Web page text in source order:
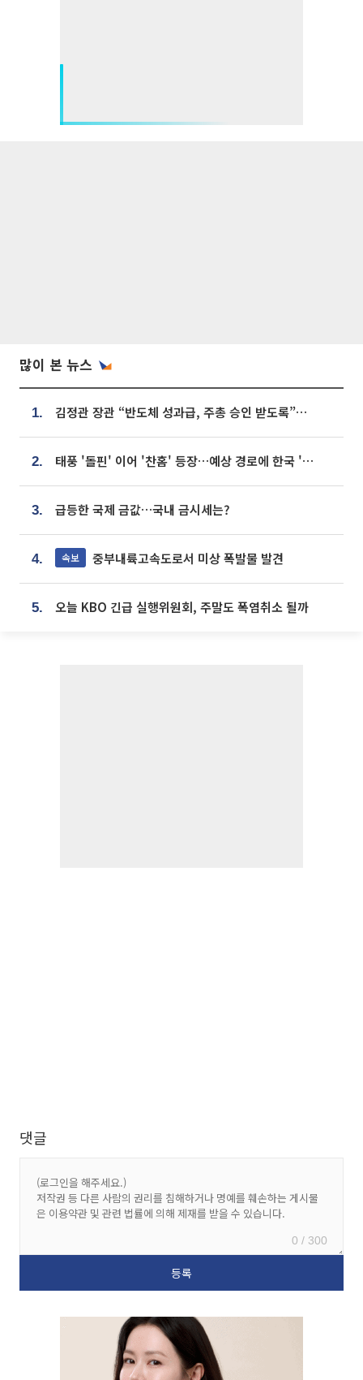
많이 본 뉴스
1. 김정관 장관 “반도체 성과급, 주총 승인 받도록”…상법·자본시장법 개정 시사
2. 태풍 '돌핀' 이어 '찬홈' 등장…예상 경로에 한국 '한숨'
3. 급등한 국제 금값…국내 금시세는?
4. 속보 중부내륙고속도로서 미상 폭발물 발견
5. 오늘 KBO 긴급 실행위원회, 주말도 폭염취소 될까
댓글
0 / 300